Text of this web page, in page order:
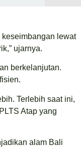
lewat
ujarnya.
berkelanjutan.
Terlebih saat ini,
Atap yang
alam Bali